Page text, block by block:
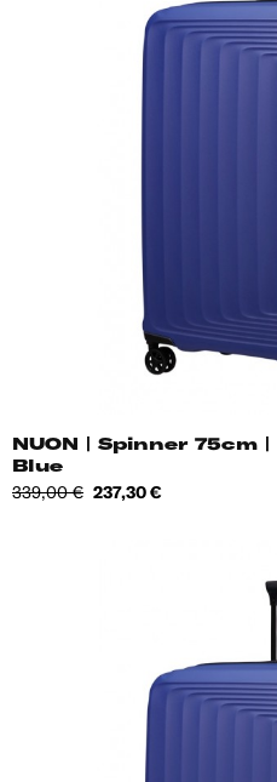
NUON | Spinner 75cm
Blue
Tavahind
339,00 € Hind
237,30 €